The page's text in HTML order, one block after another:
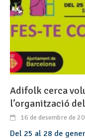
Adifolk cerca
l’organització
16 de desembre de
Del 25 al 28 de